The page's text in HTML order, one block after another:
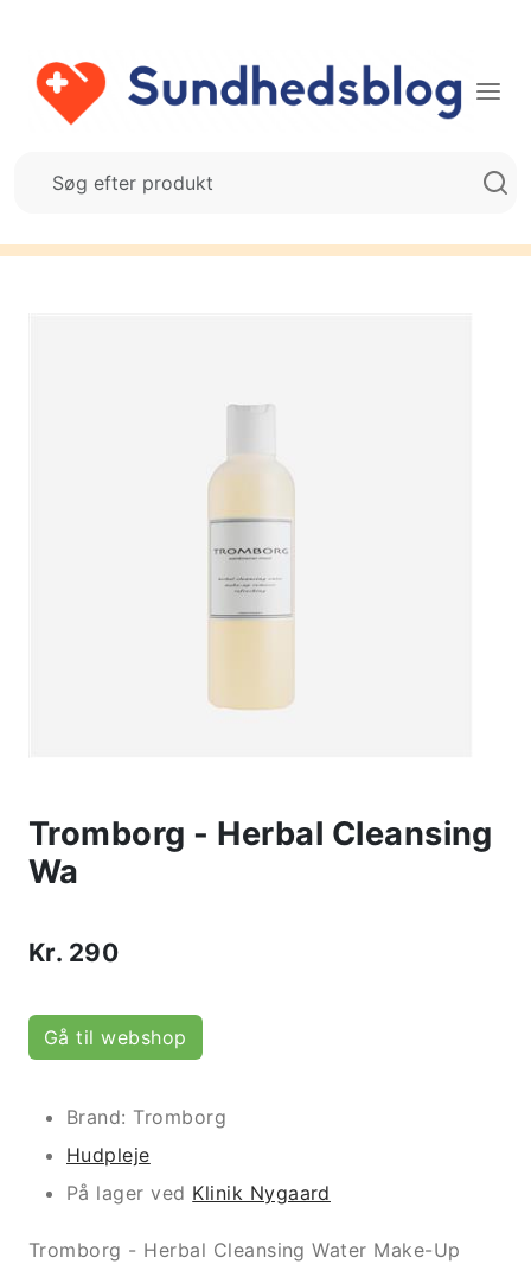
Tromborg - Herbal Cleansing
Wa
Kr. 290
Gå til webshop
Brand: Tromborg
Hudpleje
På lager ved Klinik Nygaard
Tromborg - Herbal Cleansing Water Make-Up